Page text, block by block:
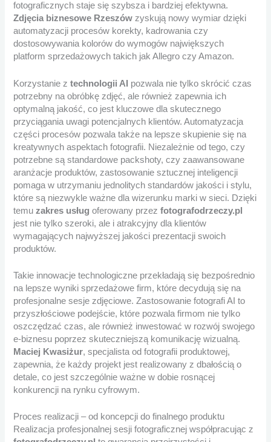
fotograficznych staje się szybsza i bardziej efektywna.
Zdjęcia biznesowe Rzeszów zyskują nowy wymiar dzięki
automatyzacji procesów korekty, kadrowania czy
dostosowywania kolorów do wymogów największych
platform sprzedażowych takich jak Allegro czy Amazon.
Korzystanie ztechnologii AI
pozwala nie tylko skrócić czas
potrzebny na obróbkę zdjęć, ale również zapewnia ich
optymalną jakość, co jest kluczowe dla skutecznego
przyciągania uwagi potencjalnych klientów. Automatyzacja
części procesów pozwala także na lepsze skupienie się na
kreatywnych aspektach fotografii. Niezależnie od tego, czy
potrzebne są standardowe packshoty, czy zaawansowane
aranżacje produktów, zastosowanie sztucznej inteligencji
pomaga w utrzymaniu jednolitych standardów jakości i stylu,
które są niezwykle ważne dla wizerunku marki w sieci. Dzięki
temuzakres usług oferowany przezfotografodrzeczy.pl
jest nie tylko szeroki, ale i atrakcyjny dla klientów
wymagających najwyższej jakości prezentacji swoich
produktów.
Takie innowacje technologiczne przekładają się bezpośrednio
na lepsze wyniki sprzedażowe firm, które decydują się na
profesjonalne sesje zdjęciowe. Zastosowanie fotografi AI to
przyszłościowe podejście, które pozwala firmom nie tylko
oszczędzać czas, ale również inwestować w rozwój swojego
e-biznesu poprzez skuteczniejszą komunikację wizualną.
Maciej Kwasiżur, specjalista od fotografii produktowej,
zapewnia, że każdy projekt jest realizowany z dbałością o
detale, co jest szczególnie ważne w dobie rosnącej
konkurencji na rynku cyfrowym.
Proces realizacji – od koncepcji do finalnego produktu
Realizacja profesjonalnej sesji fotograficznej współpracując z